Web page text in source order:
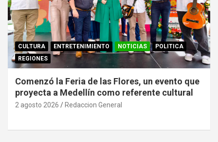
CULTURA ENTRETENIMIENTO NOTICIAS
POLITICA
REGIONES
Comenzó la Feria de las Flores, un evento que
proyecta a Medellín como referente cultural
2 agosto 2026 Redaccion General